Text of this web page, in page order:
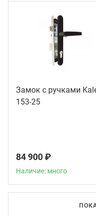
Замок с ручками
153-25
84 900 ₽
Наличие: много